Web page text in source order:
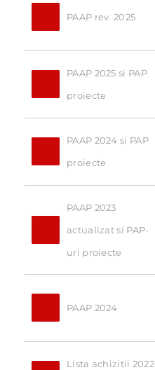
PAAP rev. 2025
PAAP 2025 si PAP
proiecte
PAAP 2024 si PAP
proiecte
PAAP 2023
actualizat si PAP-
uri proiecte
PAAP 2024
Lista achizitii 2022